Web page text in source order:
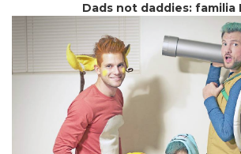
Dads not daddies: familia